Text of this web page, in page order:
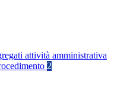
attività amministrativa
2